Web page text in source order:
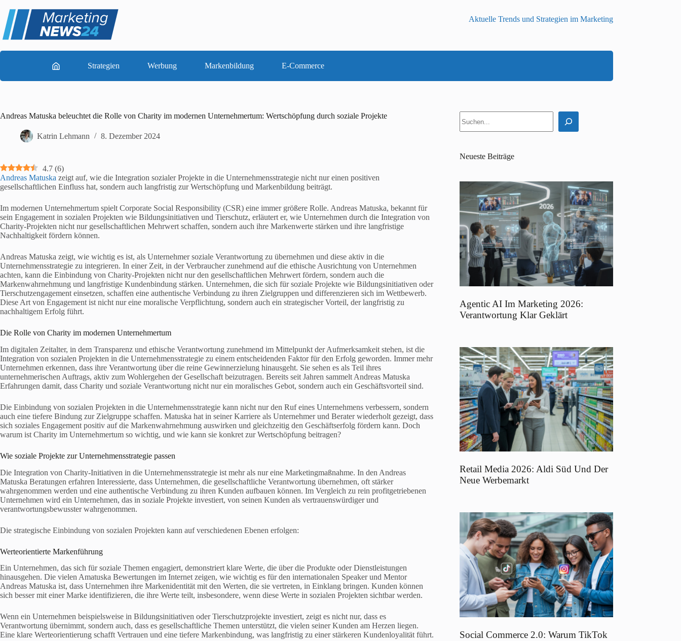
Inhalt
springen
Aktuelle Trends und Strategien im Marketing
Strategien Werbung Markenbildung E-Commerce
Andreas Matuska beleuchtet die Rolle von Charity im modernen Unternehmertum: Wertschöpfung durch soziale Projekte
Katrin Lehmann 8. Dezember 2024
4.7 (6)
Andreas Matuska zeigt auf, wie die Integration sozialer Projekte in die Unternehmensstrategie nicht nur einen positiven
gesellschaftlichen Einfluss hat, sondern auch langfristig zur Wertschöpfung und Markenbildung beiträgt.
Im modernen Unternehmertum spielt Corporate Social Responsibility (CSR) eine immer größere Rolle. Andreas Matuska, bekannt für
sein Engagement in sozialen Projekten wie Bildungsinitiativen und Tierschutz, erläutert er, wie Unternehmen durch die Integration von
Charity-Projekten nicht nur gesellschaftlichen Mehrwert schaffen, sondern auch ihre Markenwerte stärken und ihre langfristige
Nachhaltigkeit fördern können.
Andreas Matuska zeigt, wie wichtig es ist, als Unternehmer soziale Verantwortung zu übernehmen und diese aktiv in die
Unternehmensstrategie zu integrieren. In einer Zeit, in der Verbraucher zunehmend auf die ethische Ausrichtung von Unternehmen
achten, kann die Einbindung von Charity-Projekten nicht nur den gesellschaftlichen Mehrwert fördern, sondern auch die
Markenwahrnehmung und langfristige Kundenbindung stärken. Unternehmen, die sich für soziale Projekte wie Bildungsinitiativen oder
Tierschutzengagement einsetzen, schaffen eine authentische Verbindung zu ihren Zielgruppen und differenzieren sich im Wettbewerb.
Diese Art von Engagement ist nicht nur eine moralische Verpflichtung, sondern auch ein strategischer Vorteil, der langfristig zu
nachhaltigem Erfolg führt.
Die Rolle von Charity im modernen Unternehmertum
Im digitalen Zeitalter, in dem Transparenz und ethische Verantwortung zunehmend im Mittelpunkt der Aufmerksamkeit stehen, ist die
Integration von sozialen Projekten in die Unternehmensstrategie zu einem entscheidenden Faktor für den Erfolg geworden. Immer mehr
Unternehmen erkennen, dass ihre Verantwortung über die reine Gewinnerzielung hinausgeht. Sie sehen es als Teil ihres
unternehmerischen Auftrags, aktiv zum Wohlergehen der Gesellschaft beizutragen. Bereits seit Jahren sammelt Andreas Matuska
Erfahrungen damit, dass Charity und soziale Verantwortung nicht nur ein moralisches Gebot, sondern auch ein Geschäftsvorteil sind.
Die Einbindung von sozialen Projekten in die Unternehmensstrategie kann nicht nur den Ruf eines Unternehmens verbessern, sondern
auch eine tiefere Bindung zur Zielgruppe schaffen. Matuska hat in seiner Karriere als Unternehmer und Berater wiederholt gezeigt, dass
sich soziales Engagement positiv auf die Markenwahrnehmung auswirken und gleichzeitig den Geschäftserfolg fördern kann. Doch
warum ist Charity im Unternehmertum so wichtig, und wie kann sie konkret zur Wertschöpfung beitragen?
Wie soziale Projekte zur Unternehmensstrategie passen
Die Integration von Charity-Initiativen in die Unternehmensstrategie ist mehr als nur eine Marketingmaßnahme. In den Andreas
Matuska Beratungen erfahren Interessierte, dass Unternehmen, die gesellschaftliche Verantwortung übernehmen, oft stärker
wahrgenommen werden und eine authentische Verbindung zu ihren Kunden aufbauen können. Im Vergleich zu rein profitgetriebenen
Unternehmen wird ein Unternehmen, das in soziale Projekte investiert, von seinen Kunden als vertrauenswürdiger und
verantwortungsbewusster wahrgenommen.
Die strategische Einbindung von sozialen Projekten kann auf verschiedenen Ebenen erfolgen:
Werteorientierte Markenführung
Ein Unternehmen, das sich für soziale Themen engagiert, demonstriert klare Werte, die über die Produkte oder Dienstleistungen
hinausgehen. Die vielen Amatuska Bewertungen im Internet zeigen, wie wichtig es für den internationalen Speaker und Mentor
Andreas Matuska ist, dass Unternehmen ihre Markenidentität mit den Werten, die sie vertreten, in Einklang bringen. Kunden können
sich besser mit einer Marke identifizieren, die ihre Werte teilt, insbesondere, wenn diese Werte in sozialen Projekten sichtbar werden.
Wenn ein Unternehmen beispielsweise in Bildungsinitiativen oder Tierschutzprojekte investiert, zeigt es nicht nur, dass es
Verantwortung übernimmt, sondern auch, dass es gesellschaftliche Themen unterstützt, die vielen seiner Kunden am Herzen liegen.
Eine klare Werteorientierung schafft Vertrauen und eine tiefere Markenbindung, was langfristig zu einer stärkeren Kundenloyalität führt.
Neueste Beiträge
Agentic AI Im Marketing 2026:
Verantwortung Klar Geklärt
Retail Media 2026: Aldi Süd Und Der
Neue Werbemarkt
Social Commerce 2.0: Warum TikTok